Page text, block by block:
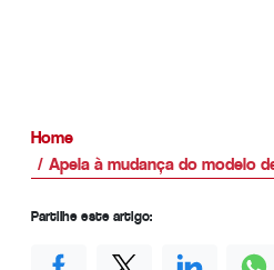
Home
Apela à mudança do modelo
Partilhe este artigo: